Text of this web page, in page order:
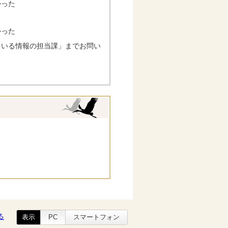
た
た
る情報の担当課」までお問い
表示 PC スマートフォン